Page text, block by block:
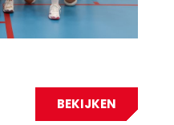
BEKIJKEN